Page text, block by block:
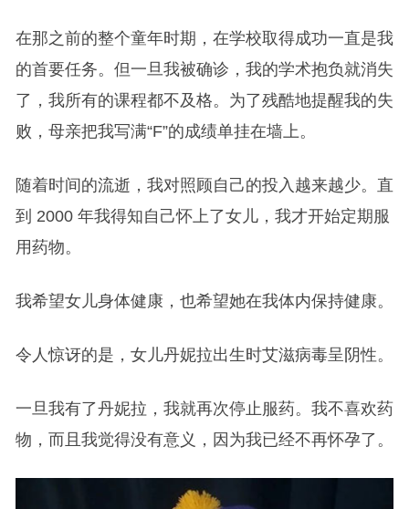
在那之前的整个童年时期，在学校取得成功一直是我
的首要任务。但一旦我被确诊，我的学术抱负就消失
了，我所有的课程都不及格。为了残酷地提醒我的失
败，母亲把我写满“F”的成绩单挂在墙上。
随着时间的流逝，我对照顾自己的投入越来越少。直
到 2000 年我得知自己怀上了女儿，我才开始定期服
用药物。
我希望女儿身体健康，也希望她在我体内保持健康。
令人惊讶的是，女儿丹妮拉出生时艾滋病毒呈阴性。
一旦我有了丹妮拉，我就再次停止服药。我不喜欢药
物，而且我觉得没有意义，因为我已经不再怀孕了。